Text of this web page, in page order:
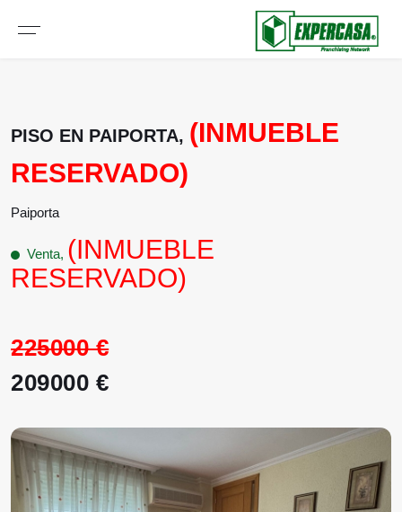
PISO EN PAIPORTA, (INMUEBLE
RESERVADO)
Paiporta
Venta, (INMUEBLE
RESERVADO)
225000 €
209000 €